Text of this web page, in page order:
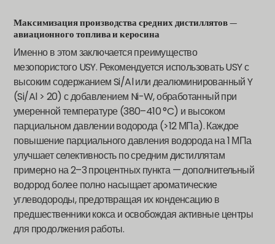
Максимизация производства средних дистиллятов —
авиационного топлива и керосина
Именно в этом заключается преимущество
мезопористого USY. Рекомендуется использовать USY с
высоким содержанием Si/Al или деалюминированный Y
(Si/Al > 20) с добавлением Ni-W, обработанный при
умеренной температуре (380–410 °C) и высоком
парциальном давлении водорода (>12 МПа). Каждое
повышение парциального давления водорода на 1 МПа
улучшает селективность по средним дистиллятам
примерно на 2–3 процентных пункта — дополнительный
водород более полно насыщает ароматические
углеводороды, предотвращая их конденсацию в
предшественники кокса и освобождая активные центры
для продолжения работы.